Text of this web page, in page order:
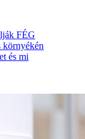
FÉG
környékén
és mi